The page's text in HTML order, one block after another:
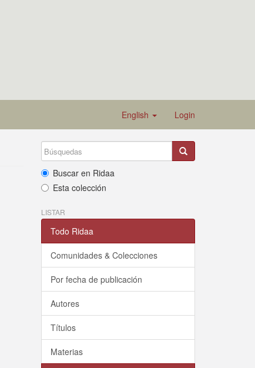
English Login
Buscar en Ridaa
Esta colección
LISTAR
Todo Ridaa
Comunidades & Colecciones
Por fecha de publicación
Autores
Títulos
Materias